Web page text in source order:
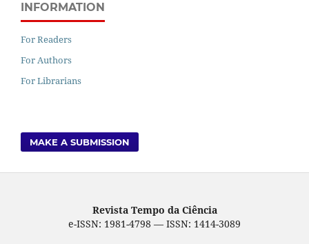
INFORMATION
For Readers
For Authors
For Librarians
MAKE A SUBMISSION
Revista Tempo da Ciência
e-ISSN: 1981-4798 — ISSN: 1414-3089